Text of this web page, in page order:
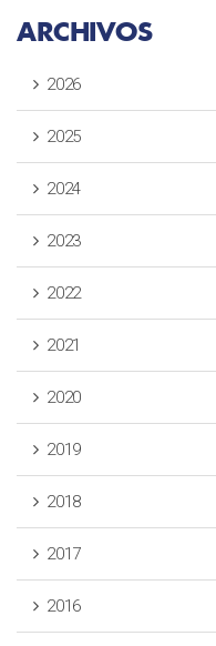
ARCHIVOS
2026
2025
2024
2023
2022
2021
2020
2019
2018
2017
2016